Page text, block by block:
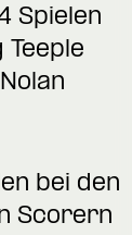
Spielen
bei den
Scorern